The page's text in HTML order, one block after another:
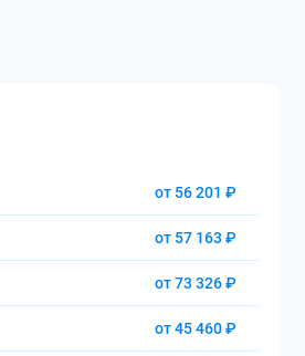
от 56 201 ₽
от 57 163 ₽
от 73 326 ₽
от 45 460 ₽